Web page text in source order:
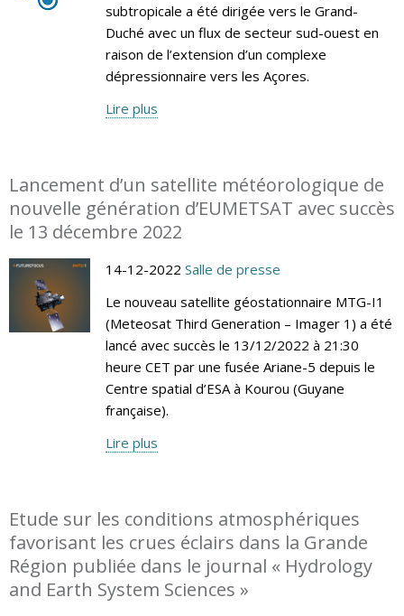
subtropicale a été dirigée vers le Grand-
Duché avec un flux de secteur sud-ouest en
raison de l’extension d’un complexe
dépressionnaire vers les Açores.
Lire plus
Lancement d’un satellite météorologique de
nouvelle génération d’EUMETSAT avec succès
le 13 décembre 2022
14-12-2022 Salle de presse
Le nouveau satellite géostationnaire MTG-I1
(Meteosat Third Generation – Imager 1) a été
lancé avec succès le 13/12/2022 à 21:30
heure CET par une fusée Ariane-5 depuis le
Centre spatial d’ESA à Kourou (Guyane
française).
Lire plus
Etude sur les conditions atmosphériques
favorisant les crues éclairs dans la Grande
Région publiée dans le journal « Hydrology
and Earth System Sciences »